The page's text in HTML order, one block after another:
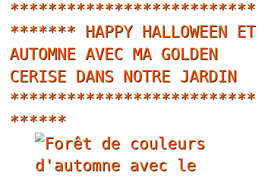
**************************
******* HAPPY HALLOWEEN ET
AUTOMNE AVEC MA GOLDEN
CERISE DANS NOTRE JARDIN
**************************
******